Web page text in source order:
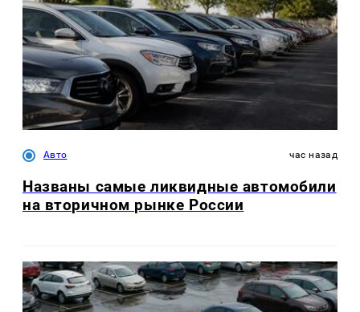
Авто час назад
Названы самые ликвидные автомобили
на вторичном рынке России